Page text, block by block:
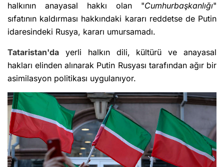
halkının anayasal hakkı olan "Cumhurbaşkanlığı"
sıfatının kaldırması hakkındaki kararı reddetse de Putin
idaresindeki Rusya, kararı umursamadı.
Tataristan'da yerli halkın dili, kültürü ve anayasal
hakları elinden alınarak Putin Rusyası tarafından ağır bir
asimilasyon politikası uygulanıyor.